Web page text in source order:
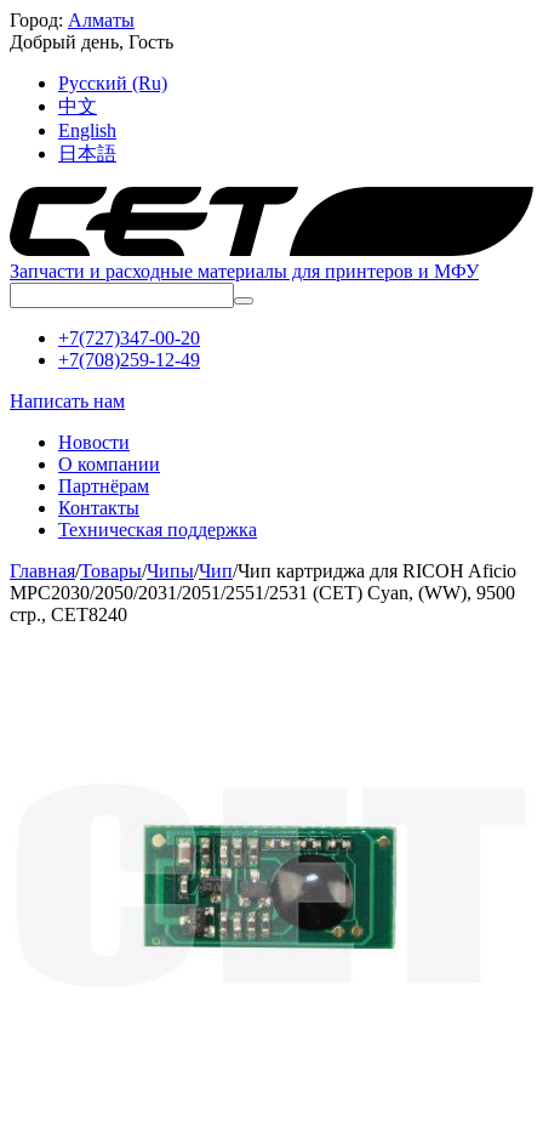
Город: Алматы
Добрый день, Гость
Русский (Ru)
中文
English
日本語
Запчасти и расходные материалы для принтеров и МФУ
+7(727)347-00-20
+7(708)259-12-49
Написать нам
Новости
О компании
Партнёрам
Контакты
Техническая поддержка
Главная/Товары/Чипы/Чип/Чип картриджа для RICOH Aficio
MPC2030/2050/2031/2051/2551/2531 (CET) Cyan, (WW), 9500
стр., CET8240